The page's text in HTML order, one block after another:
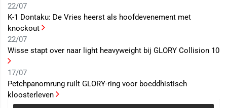
22/07
K-1 Dontaku: De Vries heerst als hoofdevenement met
knockout
22/07
Wisse stapt over naar light heavyweight bij GLORY Collision 10
17/07
Petchpanomrung ruilt GLORY-ring voor boeddhistisch
kloosterleven